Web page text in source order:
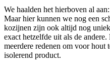
We haalden het hierboven al
Maar hier kunnen we nog een
kozijnen zijn ook altijd nog
exact hetzelfde uit als de
meerdere redenen om voor hout
isolerend product.